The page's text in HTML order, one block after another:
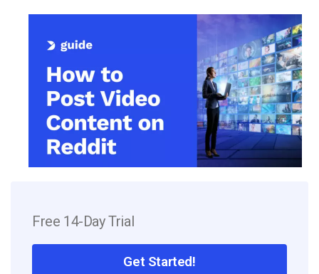
Free 14-Day Trial
Get Started!